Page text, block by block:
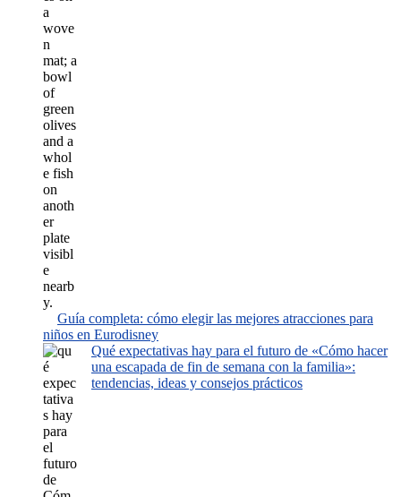
Guía completa: cómo elegir las mejores atracciones para
niños en Eurodisney
Qué expectativas hay para el futuro de «Cómo hacer
una escapada de fin de semana con la familia»:
tendencias, ideas y consejos prácticos